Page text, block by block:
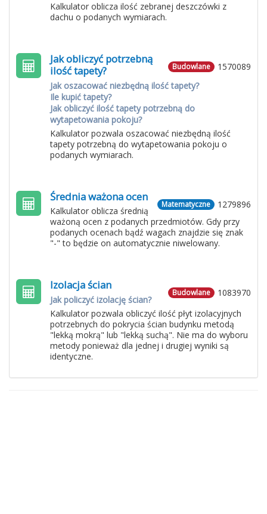
Kalkulator oblicza ilość zebranej deszczówki z
dachu o podanych wymiarach.
1570089
Budowlane
Jak obliczyć potrzebną
ilość tapety?
Jak oszacować niezbędną ilość tapety?
Ile kupić tapety?
Jak obliczyć ilość tapety potrzebną do
wytapetowania pokoju?
Kalkulator pozwala oszacować niezbędną ilość
tapety potrzebną do wytapetowania pokoju o
podanych wymiarach.
1279896
Matematyczne
Średnia ważona ocen
Kalkulator oblicza średnią
ważoną ocen z podanych przedmiotów. Gdy przy
podanych ocenach bądź wagach znajdzie się znak
"-" to będzie on automatycznie niwelowany.
1083970
Budowlane
Izolacja ścian
Jak policzyć izolację ścian?
Kalkulator pozwala obliczyć ilość płyt izolacyjnych
potrzebnych do pokrycia ścian budynku metodą
"lekką mokrą" lub "lekką suchą". Nie ma do wyboru
metody ponieważ dla jednej i drugiej wyniki są
identyczne.